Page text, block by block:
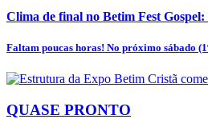
Clima de final no Betim Fest
Faltam poucas horas! No próximo sábado
QUASE PRONTO